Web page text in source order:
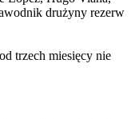
drużyny rezerw
trzech miesięcy nie